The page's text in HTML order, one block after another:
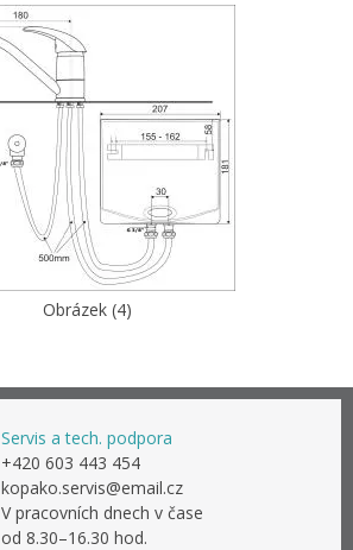
Obrázek (4)
Servis a tech. podpora
+420 603 443 454
kopako.servis@email.cz
V pracovních dnech v čase
od 8.30–16.30 hod.